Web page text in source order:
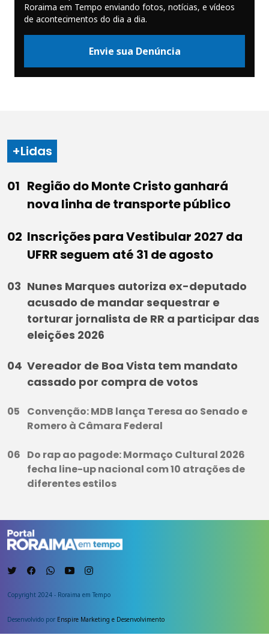
Roraima em Tempo enviando fotos, notícias, e vídeos
de acontecimentos do dia a dia.
Envie sua Denúncia
+Lidas
Região do Monte Cristo ganhará
nova linha de transporte público
Inscrições para Vestibular 2027 da
UFRR seguem até 31 de agosto
Nunes Marques autoriza ex-deputado
acusado de mandar sequestrar e
torturar jornalista de RR a participar das
eleições 2026
Vereador de Boa Vista tem mandato
cassado por compra de votos
Convenção: MDB lança Teresa ao Senado e
Romero à Câmara Federal
Do rap ao pagode: Mormaço Cultural 2026
fecha line-up nacional com 10 atrações de
diferentes estilos
Copyright 2024 - Roraima em Tempo
Desenvolvido por Enspire Marketing e Desenvolvimento